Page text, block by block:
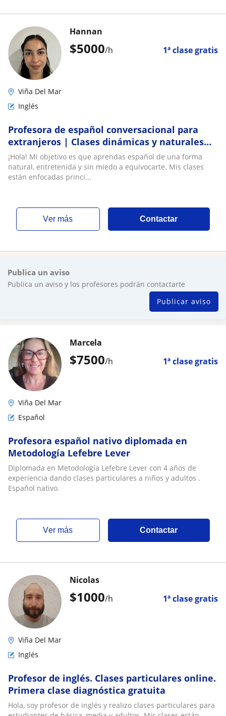
$5000/h 1ª clase gratis
Hannan
Viña Del Mar
Inglés
Profesora de español conversacional para
extranjeros | Clases dinámicas y naturales
online
¡Hola! Mi objetivo es que aprendas español de una forma
natural, entretenida y sin miedo a equivocarte. Mis clases
están enfocadas princi...
ver más Contactar
Publica un aviso
Publica un aviso y los profesores podrán contactarte
Publicar aviso
$7500/h 1ª clase gratis
Marcela
Viña Del Mar
Español
Profesora español nativo diplomada en
Metodología Lefebre Lever
Diplomada en Metodología Lefebre Lever con 4 años de
experiencia dando clases particulares a niños y adultos .
Español nativo.
ver más Contactar
$1000/h 1ª clase gratis
Nicolas
Viña Del Mar
Inglés
Profesor de inglés. Clases particulares online.
Primera clase diagnóstica gratuita
Hola, soy profesor de inglés y realizo clases particulares para